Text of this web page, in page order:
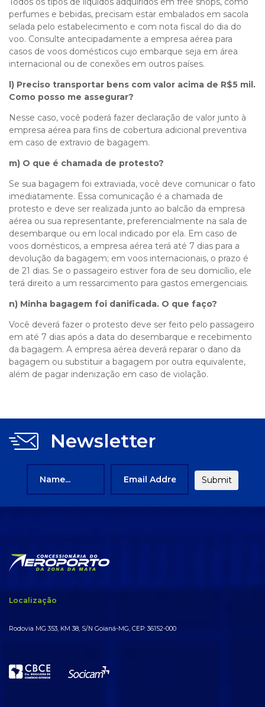
perfumes e bebidas, precisam estar embalados em sacola
selada pelo estabelecimento e com nota fiscal do dia do
voo. Consulte antecipadamente a empresa aérea para
casos de voos domésticos cujo embarque seja em área
internacional ou de conexões em outros países.
l) Preciso transportar bens com valor acima de R$5 mil.
Como posso me assegurar?
Nesse caso, você poderá fazer declaração de valor junto à
empresa aérea para fins de cobertura adicional preventiva
em caso de extravio de bagagem.
m) O que é chamada de protesto?
Se sua bagagem foi extraviada, você deve comunicar o fato
imediatamente. Essa comunicação é a chamada de
protesto e deve ser realizada junto ao balcão da empresa
aérea ou sua representante, preferencialmente na sala de
desembarque ou em local indicado por ela. Em caso de
voos domésticos, a empresa aérea terá até 7 dias para a
devolução da bagagem; em voos internacionais, o prazo é
de 21 dias. Se o passageiro estiver fora de seu domicílio, ele
terá direito a um ressarcimento para gastos emergenciais.
n) Minha bagagem foi danificada. O que faço?
Você deverá fazer o protesto deve ser feito pelo passageiro
em até 7 dias após a data do desembarque e recebimento
da bagagem. A empresa aérea deverá reparar o dano da
bagagem ou substituir a bagagem por outra equivalente,
além de pagar indenização em caso de violação.
Newsletter
Localização
Rodovia MG 353, KM 38, S/N Goianá-MG, CEP: 36152-000